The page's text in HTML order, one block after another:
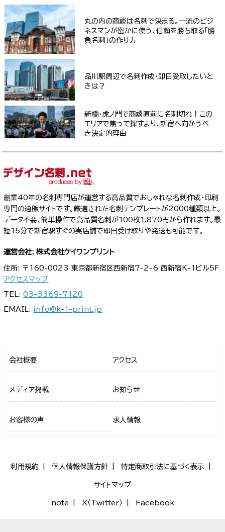
丸の内の商談は名刺で決まる。一流のビジ
ネスマンが密かに使う、信頼を勝ち取る「勝
負名刺」の作り方
品川駅周辺で名刺作成・即日受取したいと
きは？
新橋・虎ノ門で商談直前に名刺切れ！この
エリアで焦って探すより、新宿へ向かうべ
き決定的理由
創業40年の名刺専門店が運営する高品質でおしゃれな名刺作成・印刷
専門の通販サイトです。厳選された名刺テンプレートが2000種類以上。
データ不要、簡単操作で高品質名刺が100枚1,870円から作れます。最
短15分で新宿駅すぐの実店舗で即日受け取りや発送も可能です。
運営会社: 株式会社ケイワンプリント
住所: 〒160-0023 東京都新宿区西新宿7-2-6 西新宿K-1ビル5F
アクセスマップ
TEL:03-3369-7120
EMAIL: info@k-1-print.jp
会社概要 アクセス
メディア掲載 お知らせ
お客様の声 求人情報
利用規約 個人情報保護方針 特定商取引法に基づく表示
サイトマップ
note X（Twitter） Facebook